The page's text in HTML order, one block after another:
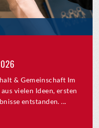
& Gemeinschaft Im
vielen Ideen, ersten
entstanden. ...